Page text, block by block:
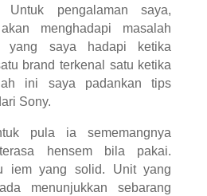
pengalaman saya,
menghadapi masalah
yang saya hadapi ketika
brand terkenal satu ketika
ini saya padankan tips
Sony.
pula ia sememangnya
hensem bila pakai.
iem yang solid. Unit yang
menunjukkan sebarang